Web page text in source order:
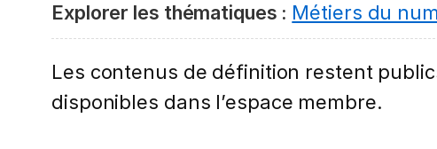
Explorer les thématiques : Métiers du
Les contenus de définition restent
disponibles dans l’espace membre.